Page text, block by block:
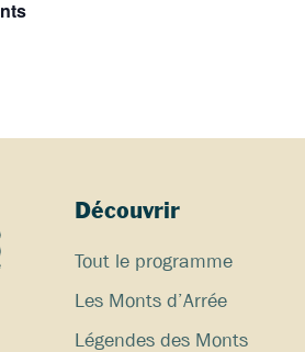
Découvrir
Tout le programme
Les Monts d’Arrée
Légendes des Monts